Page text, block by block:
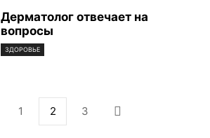
Дерматолог отвечает на
вопросы
ЗДОРОВЬЕ
1 2 3